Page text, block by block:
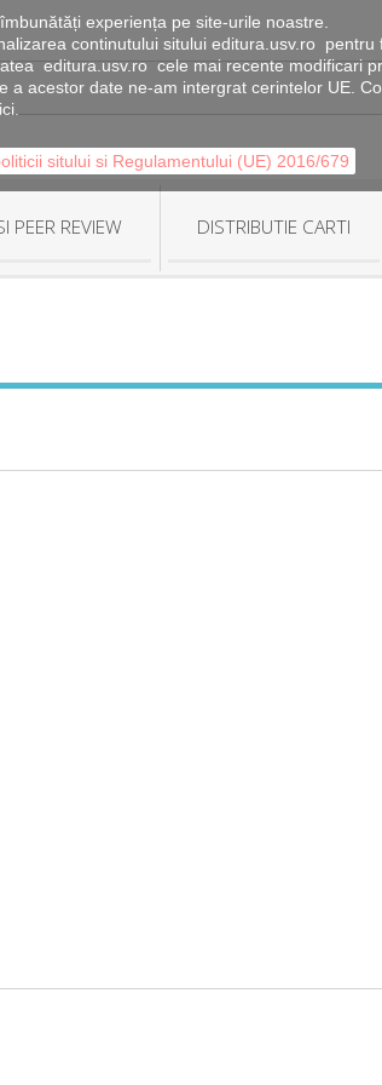
experiența pe site-urile noastre.
continutului sitului editura.usv.ro
editura.usv.ro cele mai recente modificari
acestor date ne-am intergrat cerintelor UE.
sitului si Regulamentului (UE) 2016/679
PEER REVIEW DISTRIBUTIE CARTI